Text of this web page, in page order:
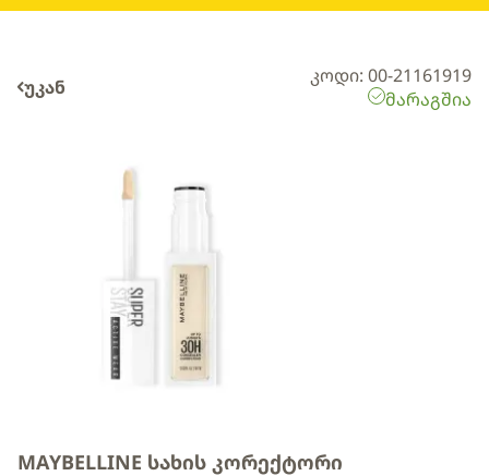
უკან
კოდი: 00-21161919
მარაგშია
MAYBELLINE სახის კორექტორი